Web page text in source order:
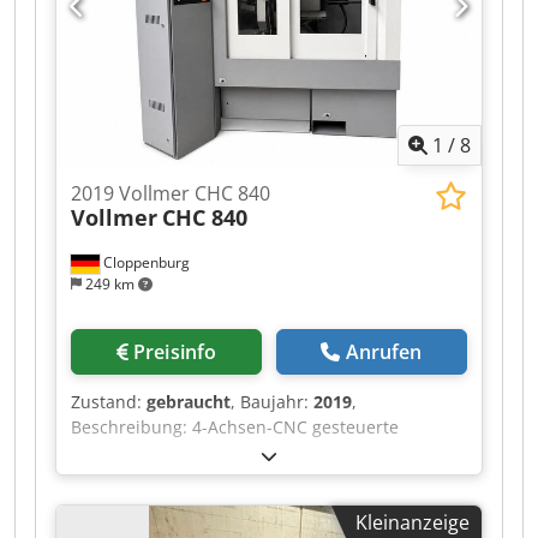
Aszgucdjdyswa Spanwinkel: - 15° bis + 25°
Tangentialfreiwinkel: 0° bis 6° Radialfreiwinkel: -
4° bis + 6° Schleifscheibendurchmesser: max.
125 mm Bohrungsdurchmesser: 32 mm
Anschlusswert: ca. 1,1 kW (400 V / 50 Hz)
Gewicht: ca. 1150 kg Abmessungen L x B x H: 1 /8
Cloppenburg
249 km
2019 Vollmer CHC 840
Vollmer CHC 840
Preisinfo Anrufen
Zustand: gebraucht, Baujahr: 2019,
Beschreibung: 4-Achsen-CNC gesteuerte
Schleifmaschine, geeignet zum automatischen
Schleifen von Zahnbrust und Zahnrücken an
hartmetallbestückten Kreissägeblättern.
Zubehör: Vollverkleidung, Naßschliffeinrichtung
Kleinanzeige